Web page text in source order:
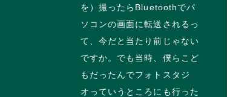
を）撮ったらBluetoothでパ
ソコンの画面に転送されるっ
て、今だと当たり前じゃない
ですか。でも当時、僕らこど
もだったんでフォトスタジ
オっていうところにも行った